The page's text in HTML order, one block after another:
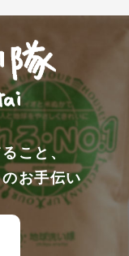
こと、
お手伝い